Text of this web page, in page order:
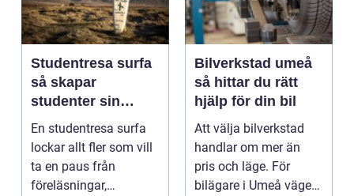
Studentresa surfa
så skapar
studenter sin
ultimata paus från
plugget
En studentresa surfa
lockar allt fler som vill
ta en paus från
föreläsningar,
Bilverkstad umeå
så hittar du rätt
hjälp för din bil
Att välja bilverkstad
handlar om mer än
pris och läge. För
bilägare i Umeå väger